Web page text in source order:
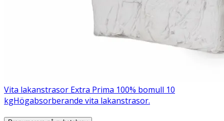
Vita lakanstrasor Extra Prima 100% bomull 10
kgHögabsorberande vita lakanstrasor.